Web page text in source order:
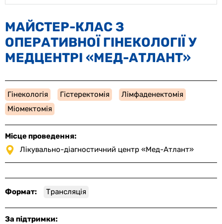
МАЙСТЕР-КЛАС З
ОПЕРАТИВНОЇ ГІНЕКОЛОГІЇ У
МЕДЦЕНТРІ «МЕД-АТЛАНТ»
Гінекологія Гістеректомія
Лімфаденектомія
Міомектомія
Мiсце проведення:
Лікувально-діагностичний центр «Мед-Атлант»
Формат: Трансляція
За підтримки: